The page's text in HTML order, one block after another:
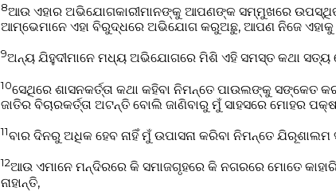
8ଆଉ ଏହାର ଅଭିଯୋଗକାରୀମାନଙ୍କୁ ଆପଣଙ୍କ ସମ୍ମୁଖରେ
ଆମ୍ଭେମାନେ ଏହା ବିରୁଦ୍ଧରେ ଅଭିଯୋଗ କରୁଅଛୁ, ଆପଣ ନିଜେ ଏହାକୁ
9ଅନ୍ୟ ଯିହୁଦୀମାନେ ମଧ୍ୟ ଅଭିଯୋଗରେ ମିଶି ଏହି ସମସ୍ତ କଥା ସତ୍ୟ
10ସେଥିରେ ଶାସନକର୍ତ୍ତା କଥା କହିବା ନିମନ୍ତେ ପାଉଲଙ୍କୁ ସଙ୍କେତ
ଜାତିର ବିଚାରକର୍ତ୍ତା ଅଟନ୍ତି ବୋଲି ଜାଣିବାରୁ ମୁଁ ସାହସରେ ମୋହର
11ବାର ଦିନରୁ ଅଧିକ ହେବ ନାହିଁ ମୁଁ ଉପାସନା କରିବା ନିମନ୍ତେ
12ଆଉ ଏମାନେ ମନ୍ଦିରରେ କି ସମାଜଗୃହରେ କି ନଗରରେ ମୋତେ
ନାହାନ୍ତି,